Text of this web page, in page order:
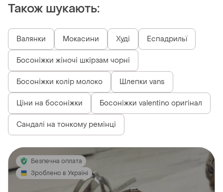
Також шукають:
Валянки Мокасини Худі Еспадрильї
Босоніжки жіночі шкірзам чорні
Босоніжки колір молоко Шлепки vans
Ціни на босоніжки Босоніжки valentino оригінал
Сандалі на тонкому ремінці
Безпечна оплата
Зроблено в Україні